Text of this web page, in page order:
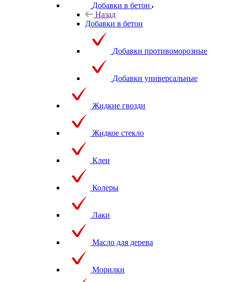
Добавки в бетон
Назад
Добавки в бетон
Добавки противоморозные
Добавки универсальные
Жидкие гвозди
Жидкое стекло
Клеи
Колеры
Лаки
Масло для дерева
Морилки